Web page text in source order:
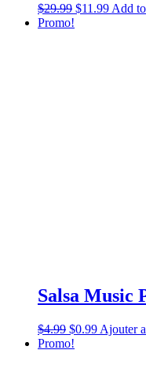
$29.99 $11.99 Add
Promo!
Salsa Music
$4.99 $0.99 Ajouter
Promo!